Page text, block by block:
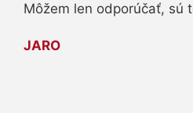
Môžem len odporúčať, sú
JARO